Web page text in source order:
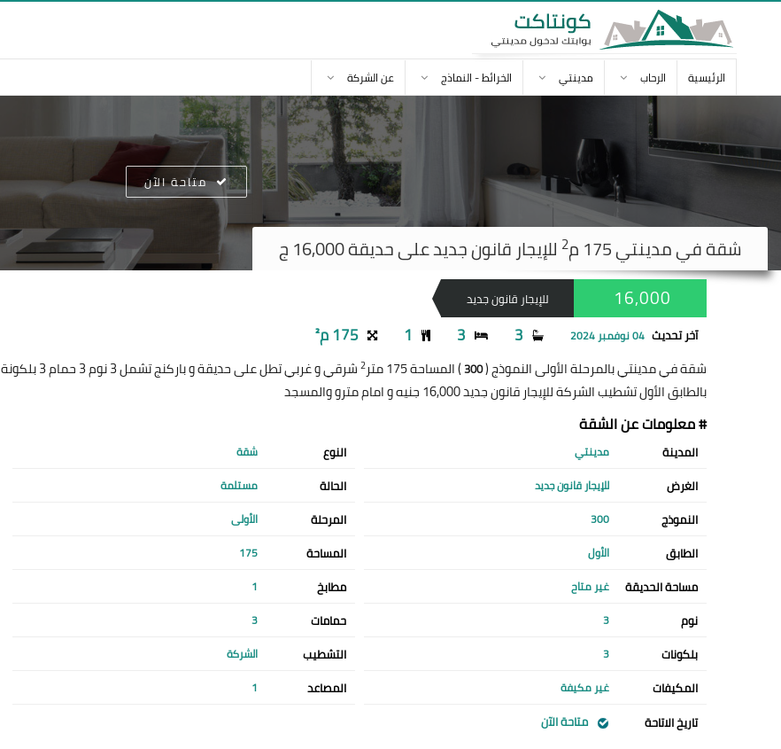
الرئيسية الرحاب مدينتي الخرائط - النماذج عن الشركة
شقة فيمدينتي 2 للإيجار قانون جديد على حديقة 16,000 ج
متاحة الآن
للإيجار قانون جديد 16,000
آخر تحديث 04 نوفمبر 2024 3
3
1 175 م²
شقة في مدينتي بالمرحلة الأولى النموذج (300) المساحة 175 متر 2
شرقي و غربي تطل على حديقة و باركنج تشمل 3 نوم 3 حمام 3 بلكونة
بالطابق الأول تشطيب الشركة للإيجار قانون جديد 16,000 جنيه و امام مترو والمسجد
# معلومات عن الشقة
المدينة مدينتي النوع شقة
الغرض للإيجار قانون جديد الحالة مستلمة
النموذج 300 المرحلة الأولى
الطابق الأول المساحة 175
مساحة الحديقة غير متاح مطابخ 1
نوم 3 حمامات 3
بلكونات 3 التشطيب الشركة
المكيفات غير مكيفة المصاعد 1
تاريخ الاتاحة متاحة الآن